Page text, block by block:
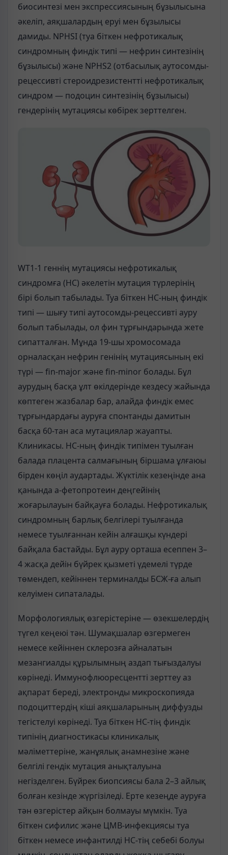
биосинтезі мен экспрессиясының бұзылысына
әкеліп, аяқшалардың еруі мен бұзылысы
дамиды. NPHSI (туа біткен нефротикалық
синдромның финдік типі — нефрин синтезінің
бұзылысы) және NPHS2 (отбасылық аутосомды-
рецессивті стероидрезистентті нефротикалық
синдром — подоцин синтезінің бұзылысы)
гендерінің мутациясы көбірек зерттелген.
WT1-1 геннің мутациясы нефротикалық
синдромға (НС) әкелетін мутация түрлерінің
бірі болып табылады. Туа біткен НС-ның финдік
типі — шығу типі аутосомды-рецессивті ауру
болып табылады, ол фин тұрғындарында жете
сипатталған. Мұнда 19-шы хромосомада
орналасқан нефрин генінің мутациясының екі
түрі — fin-major және fin-minor болады. Бұл
аурудың басқа ұлт өкілдерінде кездесу жайында
көптеген жазбалар бар, алайда финдік емес
тұрғындардағы ауруға спонтанды дамитын
басқа 60-тан аса мутациялар жауапты.
Клиникасы. НС-ның финдік типімен туылған
балада плацента салмағының біршама ұлғаюы
бірден көңіл аудартады. Жүктілік кезеңінде ана
қанында а-фетопротеин деңгейінің
жоғарылауын байқауға болады. Нефротикалық
синдромның барлық белгілері туылғанда
немесе туылғаннан кейін алғашқы күндері
байқала бастайды. Бұл ауру орташа есеппен 3–
4 жасқа дейін бүйрек қызметі үдемелі түрде
төмендеп, кейіннен терминалды БСЖ-ға алып
келуімен сипаталады.
Морфологиялық өзгерістеріне — өзекшелердің
түгел кеңеюі тән. Шумақшалар өзгермеген
немесе кейіннен склерозға айналатын
мезангиалды құрылымның аздап тығыздалуы
көрінеді. Иммунофлюоресцентті зерттеу аз
ақпарат береді, электронды микроскопияда
подоциттердің кіші аяқшаларының диффузды
тегістелуі көрінеді. Туа біткен НС-тің финдік
типінің диагностикасы клиникалық
мәліметтеріне, жанұялық анамнезіне және
белгілі гендік мутация анықталуына
негізделген. Бүйрек биопсиясы бала 2–3 айлық
болған кезінде жүргізіледі. Ерте кезеңде ауруға
тән өзгерістер айқын болмауы мүмкін. Туа
біткен сифилис және ЦМВ-инфекциясы туа
біткен немесе инфантилді НС-тің себебі болуы